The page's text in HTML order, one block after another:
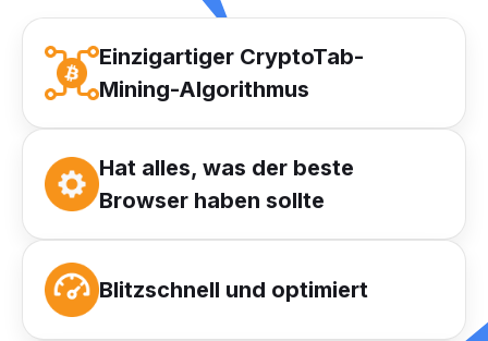
Einzigartiger CryptoTab-
Mining-Algorithmus
Hat alles, was der beste
Browser haben sollte
Blitzschnell und optimiert